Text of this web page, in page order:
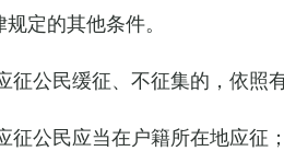
规定的其他条件。
征公民缓征、不征集的，依照
征公民应当在户籍所在地应征